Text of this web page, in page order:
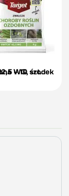
– 10 szt.
WG, środek